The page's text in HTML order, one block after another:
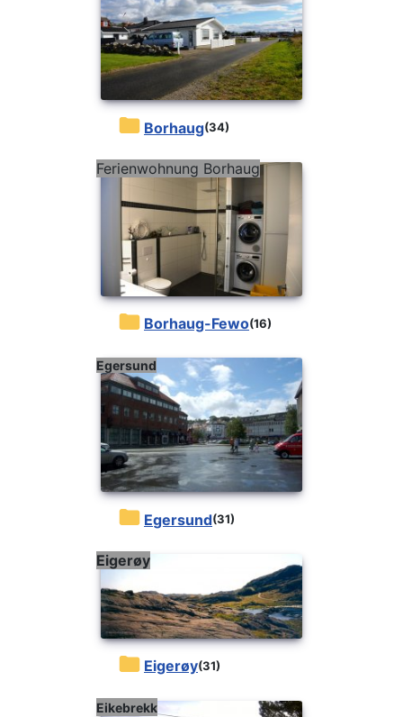
Borhaug(34)
Borhaug-Fewo(16)
Ferienwohnung Borhaug
Egersund(31)
Egersund
Eigerøy(31)
Eigerøy
Eikebrekk